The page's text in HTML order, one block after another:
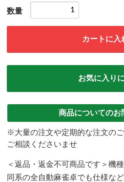
数量
カートに入
お気に入り
商品についてのお
※大量の注文や定期的な注文の
ご相談くださいませ
＜返品・返金不可商品です＞機
同系の全自動麻雀卓でも仕様な